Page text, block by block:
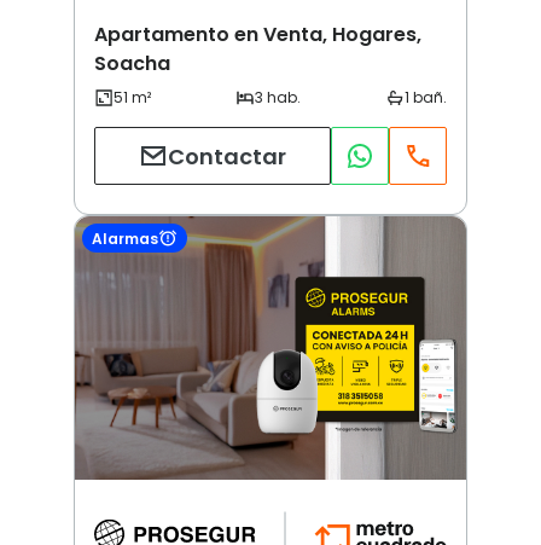
Apartamento en Venta, Hogares,
Soacha
Contactar
Alarmas